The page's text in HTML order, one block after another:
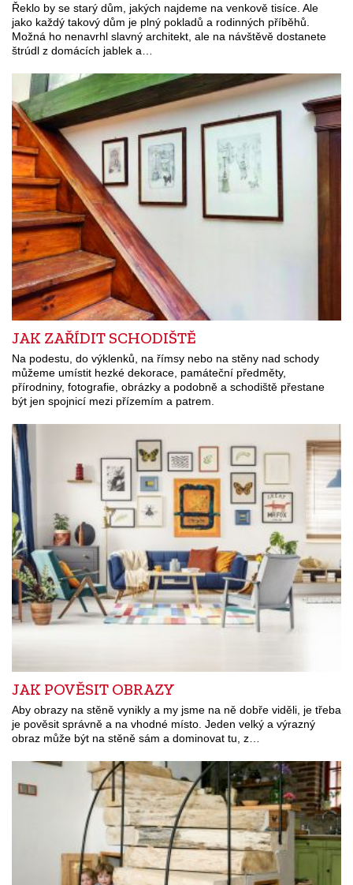
Řeklo by se starý dům, jakých najdeme na venkově tisíce. Ale
jako každý takový dům je plný pokladů a rodinných příběhů.
Možná ho nenavrhl slavný architekt, ale na návštěvě dostanete
štrúdl z domácích jablek a…
JAK ZAŘÍDIT SCHODIŠTĚ
Na podestu, do výklenků, na římsy nebo na stěny nad schody
můžeme umístit hezké dekorace, památeční předměty,
přírodniny, fotografie, obrázky a podobně a schodiště přestane
být jen spojnicí mezi přízemím a patrem.
JAK POVĚSIT OBRAZY
Aby obrazy na stěně vynikly a my jsme na ně dobře viděli, je třeba
je pověsit správně a na vhodné místo. Jeden velký a výrazný
obraz může být na stěně sám a dominovat tu, z…